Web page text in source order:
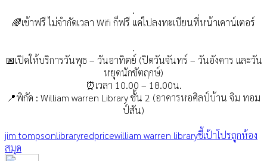
.
🌈เข้าฟรี ไม่จำกัดเวลา Wifi ก็ฟรี แค่ไปลงทะเบียนที่หน้าเคาน์เตอร์
.
📅เปิดให้บริการวันพุธ – วันอาทิตย์ (ปิดวันจันทร์ – วันอังคาร และวัน
หยุดนักขัตฤกษ์)
⏰เวลา 10.00 – 18.00น.
📍พิกัด : William warren Library ชั้น 2 (อาคารหอศิลป์บ้าน จิม ทอม
ป์สัน)
jim tompsonlibraryredpricewilliam warren libraryชี้เป้าโปรถูกห้อง
สมุด